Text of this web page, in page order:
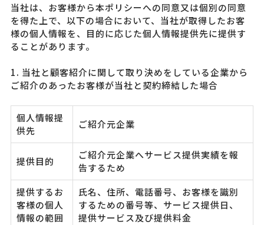
当社は、お客様から本ポリシーへの同意又は個別の同意
を得た上で、以下の場合において、当社が取得したお客
様の個人情報を、目的に応じた個人情報提供先に提供す
ることがあります。
1. 当社と顧客紹介に関して取り決めをしている企業から
ご紹介のあったお客様が当社と契約締結した場合
個人情報提
供先
ご紹介元企業
提供目的
ご紹介元企業へサービス提供実績を報
告するため
提供するお
客様の個人
情報の範囲
氏名、住所、電話番号、お客様を識別
するための番号等、サービス提供日、
提供サービス及び提供料金